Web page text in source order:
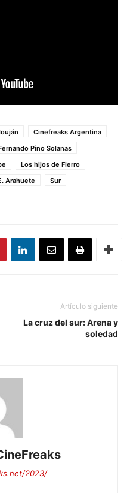
Cinefreaks Argentina
Pino Solanas
Los hijos de Fierro
Arahuete
Sur
Artículo siguiente
La cruz del sur: Arena y
soledad
2023/